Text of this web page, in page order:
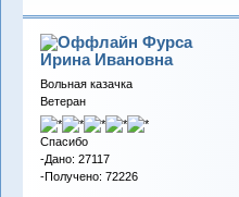
Фурса
Ирина Ивановна
Вольная казачка
Ветеран
Спасибо
-Дано: 27117
-Получено: 72226